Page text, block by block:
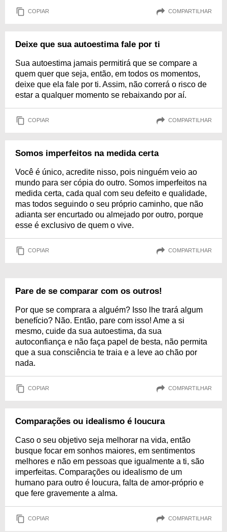
COPIAR COMPARTILHAR
Deixe que sua autoestima fale por ti
Sua autoestima jamais permitirá que se compare a
quem quer que seja, então, em todos os momentos,
deixe que ela fale por ti. Assim, não correrá o risco de
estar a qualquer momento se rebaixando por aí.
COPIAR COMPARTILHAR
Somos imperfeitos na medida certa
Você é único, acredite nisso, pois ninguém veio ao
mundo para ser cópia do outro. Somos imperfeitos na
medida certa, cada qual com seu defeito e qualidade,
mas todos seguindo o seu próprio caminho, que não
adianta ser encurtado ou almejado por outro, porque
esse é exclusivo de quem o vive.
COPIAR COMPARTILHAR
Pare de se comparar com os outros!
Por que se comprara a alguém? Isso lhe trará algum
benefício? Não. Então, pare com isso! Ame a si
mesmo, cuide da sua autoestima, da sua
autoconfiança e não faça papel de besta, não permita
que a sua consciência te traia e a leve ao chão por
nada.
COPIAR COMPARTILHAR
Comparações ou idealismo é loucura
Caso o seu objetivo seja melhorar na vida, então
busque focar em sonhos maiores, em sentimentos
melhores e não em pessoas que igualmente a ti, são
imperfeitas. Comparações ou idealismo de um
humano para outro é loucura, falta de amor-próprio e
que fere gravemente a alma.
COPIAR COMPARTILHAR